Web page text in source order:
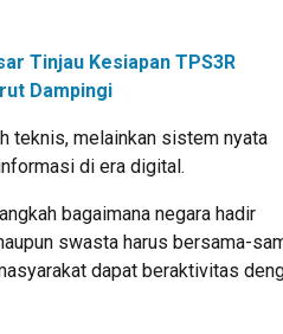
Tinjau Kesiapan TPS3R
Dampingi
teknis, melainkan sistem nyata
di era digital.
bagaimana negara hadir
swasta harus bersama-
dapat beraktivitas